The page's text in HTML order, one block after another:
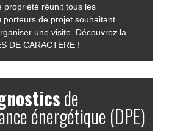
propriété réunit tous les
de projet souhaitant
une visite. Découvrez la
DE CARACTERE !
de
énergétique (DPE)